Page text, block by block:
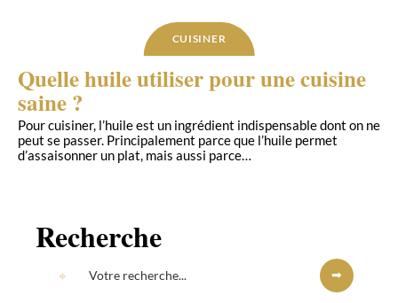
CUISINER
Quelle huile utiliser pour une cuisine
saine ?
Pour cuisiner, l’huile est un ingrédient indispensable dont on ne
peut se passer. Principalement parce que l’huile permet
d’assaisonner un plat, mais aussi parce…
Recherche